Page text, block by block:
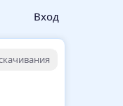
Вход